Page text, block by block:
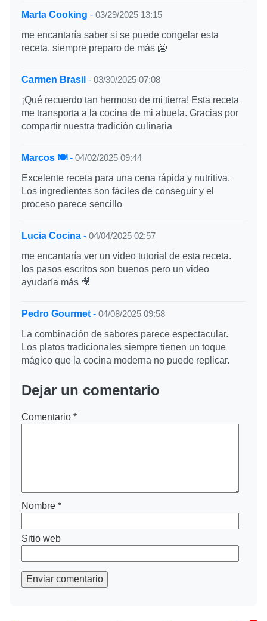
Marta Cooking - 03/29/2025 13:15
me encantaría saber si se puede congelar esta
receta. siempre preparo de más 🥶
Carmen Brasil - 03/30/2025 07:08
¡Qué recuerdo tan hermoso de mi tierra! Esta receta
me transporta a la cocina de mi abuela. Gracias por
compartir nuestra tradición culinaria
Marcos 🍽️- 04/02/2025 09:44
Excelente receta para una cena rápida y nutritiva.
Los ingredientes son fáciles de conseguir y el
proceso parece sencillo
Lucia Cocina - 04/04/2025 02:57
me encantaría ver un video tutorial de esta receta.
los pasos escritos son buenos pero un video
ayudaría más 🎥
Pedro Gourmet - 04/08/2025 09:58
La combinación de sabores parece espectacular.
Los platos tradicionales siempre tienen un toque
mágico que la cocina moderna no puede replicar.
Dejar un comentario
Comentario *
Nombre *
Sitio web
Enviar comentario